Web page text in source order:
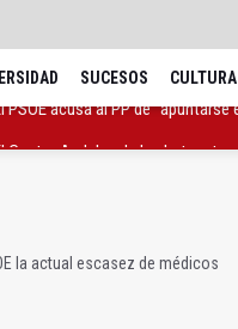
SUCESOS CULTURA
la actual escasez de médicos